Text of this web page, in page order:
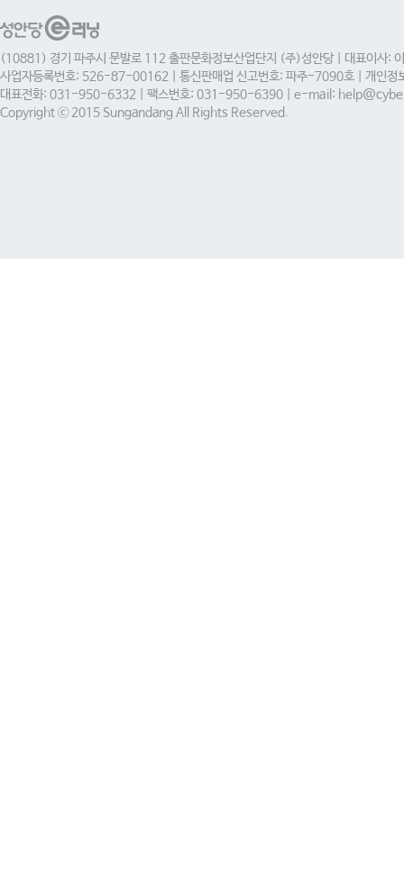
(10881) 경기 파주시 문발로 112 출판문화정보산업단지 (주)성안당 | 대표이사:
사업자등록번호: 526-87-00162 | 통신판매업 신고번호: 파주-7090호 | 개인정
대표전화: 031-950-6332 | 팩스번호: 031-950-6390 | e-mail:
Copyright ⓒ 2015 Sungandang All Rights Reserved.